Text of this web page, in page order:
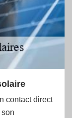
contact direct